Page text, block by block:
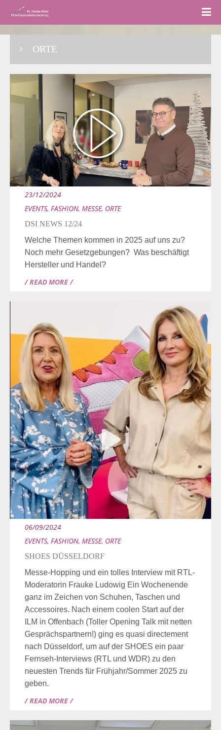
ORTE
23/12/2024
EVENTS, FASHION, MESSE, ORTE
DSI NEWS 12/24
Welche Themen kommen in 2025 auf uns zu?
Noch mehr Gesetzgebungen? Was beschäftigt
Hersteller und Handel?
/ READ MORE /
06/09/2024
EVENTS, FASHION, MESSE, ORTE
SHOES DÜSSELDORF
Messe-Hopping und ein tolles Interview mit RTL-
Moderatorin Frauke Ludowig Ein Wochenende
ganz im Zeichen von Schuhen, Taschen und
Accessoires. Nach einem coolen Start auf der
ILM in Offenbach (Toller Opening Talk mit netten
Gesprächspartnern!) ging es quasi directement
nach Düsseldorf, um auf der SHOES ein paar
Fernseh-Interviews (RTL und WDR) zu den
neuesten Trends für Frühjahr/Sommer 2025 zu
geben.
/ READ MORE /